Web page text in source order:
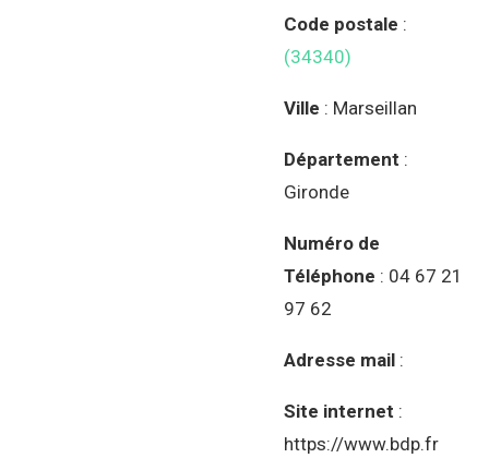
Code postale :
(34340)
Ville : Marseillan
Département :
Gironde
Numéro de
Téléphone : 04 67 21
97 62
Adresse mail :
Site internet :
https://www.bdp.fr